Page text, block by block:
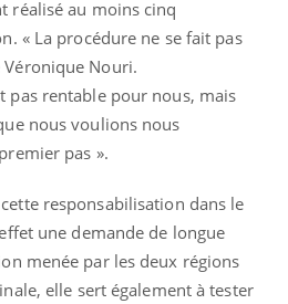
réalisé au moins cinq
« La procédure ne se fait pas
Nouri.
pas rentable pour nous, mais
nous voulions nous
pas ».
responsabilisation dans le
une demande de longue
menée par les deux régions
elle sert également à tester